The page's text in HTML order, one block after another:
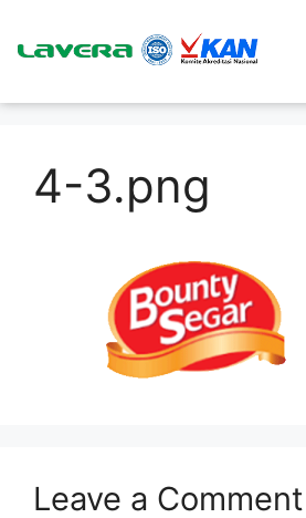
4-3.png
Leave a Comment